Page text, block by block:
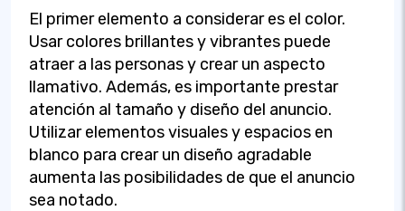
El primer elemento a considerar es el color.
Usar colores brillantes y vibrantes puede
atraer a las personas y crear un aspecto
llamativo. Además, es importante prestar
atención al tamaño y diseño del anuncio.
Utilizar elementos visuales y espacios en
blanco para crear un diseño agradable
aumenta las posibilidades de que el anuncio
sea notado.